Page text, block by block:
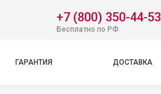
+7 (800) 350-44-53
Бесплатно по РФ
ГАРАНТИЯ ДОСТАВКА